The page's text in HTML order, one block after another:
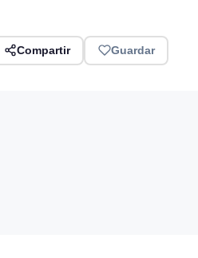
Compartir Guardar